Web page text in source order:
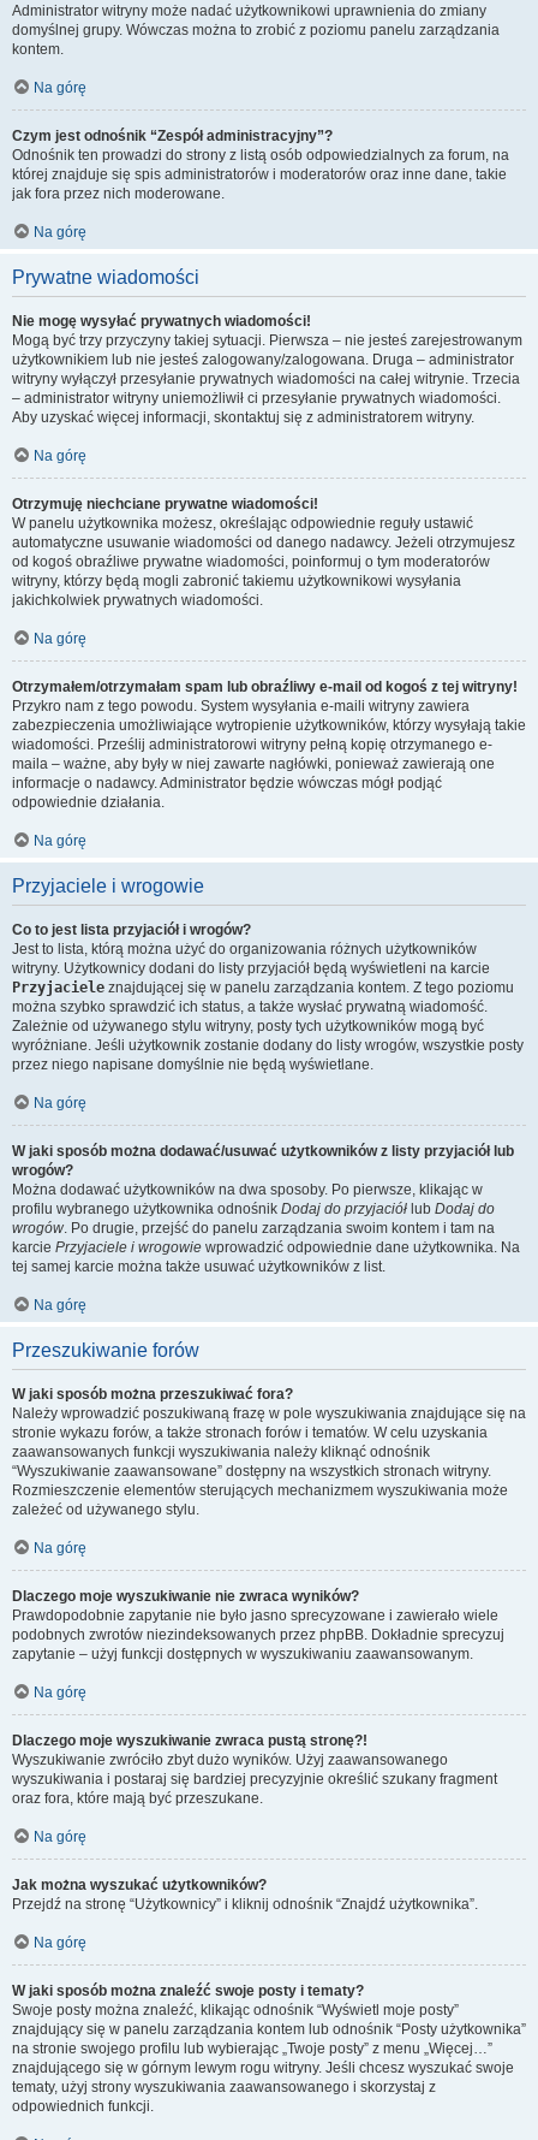
Administrator witryny może nadać użytkownikowi uprawnienia do zmiany
domyślnej grupy. Wówczas można to zrobić z poziomu panelu zarządzania
kontem.
Na górę
Czym jest odnośnik “Zespół administracyjny”?
Odnośnik ten prowadzi do strony z listą osób odpowiedzialnych za forum, na
której znajduje się spis administratorów i moderatorów oraz inne dane, takie
jak fora przez nich moderowane.
Na górę
Prywatne wiadomości
Nie mogę wysyłać prywatnych wiadomości!
Mogą być trzy przyczyny takiej sytuacji. Pierwsza – nie jesteś zarejestrowanym
użytkownikiem lub nie jesteś zalogowany/zalogowana. Druga – administrator
witryny wyłączył przesyłanie prywatnych wiadomości na całej witrynie. Trzecia
– administrator witryny uniemożliwił ci przesyłanie prywatnych wiadomości.
Aby uzyskać więcej informacji, skontaktuj się z administratorem witryny.
Na górę
Otrzymuję niechciane prywatne wiadomości!
W panelu użytkownika możesz, określając odpowiednie reguły ustawić
automatyczne usuwanie wiadomości od danego nadawcy. Jeżeli otrzymujesz
od kogoś obraźliwe prywatne wiadomości, poinformuj o tym moderatorów
witryny, którzy będą mogli zabronić takiemu użytkownikowi wysyłania
jakichkolwiek prywatnych wiadomości.
Na górę
Otrzymałem/otrzymałam spam lub obraźliwy e-mail od kogoś z tej witryny!
Przykro nam z tego powodu. System wysyłania e-maili witryny zawiera
zabezpieczenia umożliwiające wytropienie użytkowników, którzy wysyłają takie
wiadomości. Prześlij administratorowi witryny pełną kopię otrzymanego e-
maila – ważne, aby były w niej zawarte nagłówki, ponieważ zawierają one
informacje o nadawcy. Administrator będzie wówczas mógł podjąć
odpowiednie działania.
Na górę
Przyjaciele i wrogowie
Co to jest lista przyjaciół i wrogów?
Jest to lista, którą można użyć do organizowania różnych użytkowników
witryny. Użytkownicy dodani do listy przyjaciół będą wyświetleni na karcie
Przyjaciele znajdującej się w panelu zarządzania kontem. Z tego poziomu
można szybko sprawdzić ich status, a także wysłać prywatną wiadomość.
Zależnie od używanego stylu witryny, posty tych użytkowników mogą być
wyróżniane. Jeśli użytkownik zostanie dodany do listy wrogów, wszystkie posty
przez niego napisane domyślnie nie będą wyświetlane.
Na górę
W jaki sposób można dodawać/usuwać użytkowników z listy przyjaciół lub
wrogów?
Można dodawać użytkowników na dwa sposoby. Po pierwsze, klikając w
profilu wybranego użytkownika odnośnik Dodaj do przyjaciół lub Dodaj do
wrogów. Po drugie, przejść do panelu zarządzania swoim kontem i tam na
karcie Przyjaciele i wrogowie wprowadzić odpowiednie dane użytkownika. Na
tej samej karcie można także usuwać użytkowników z list.
Na górę
Przeszukiwanie forów
W jaki sposób można przeszukiwać fora?
Należy wprowadzić poszukiwaną frazę w pole wyszukiwania znajdujące się na
stronie wykazu forów, a także stronach forów i tematów. W celu uzyskania
zaawansowanych funkcji wyszukiwania należy kliknąć odnośnik
“Wyszukiwanie zaawansowane” dostępny na wszystkich stronach witryny.
Rozmieszczenie elementów sterujących mechanizmem wyszukiwania może
zależeć od używanego stylu.
Na górę
Dlaczego moje wyszukiwanie nie zwraca wyników?
Prawdopodobnie zapytanie nie było jasno sprecyzowane i zawierało wiele
podobnych zwrotów niezindeksowanych przez phpBB. Dokładnie sprecyzuj
zapytanie – użyj funkcji dostępnych w wyszukiwaniu zaawansowanym.
Na górę
Dlaczego moje wyszukiwanie zwraca pustą stronę?!
Wyszukiwanie zwróciło zbyt dużo wyników. Użyj zaawansowanego
wyszukiwania i postaraj się bardziej precyzyjnie określić szukany fragment
oraz fora, które mają być przeszukane.
Na górę
Jak można wyszukać użytkowników?
Przejdź na stronę “Użytkownicy” i kliknij odnośnik “Znajdź użytkownika”.
Na górę
W jaki sposób można znaleźć swoje posty i tematy?
Swoje posty można znaleźć, klikając odnośnik “Wyświetl moje posty”
znajdujący się w panelu zarządzania kontem lub odnośnik “Posty użytkownika”
na stronie swojego profilu lub wybierając „Twoje posty” z menu „Więcej…”
znajdującego się w górnym lewym rogu witryny. Jeśli chcesz wyszukać swoje
tematy, użyj strony wyszukiwania zaawansowanego i skorzystaj z
odpowiednich funkcji.